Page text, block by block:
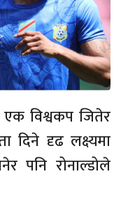
एक विश्वकप जितेर
दिने दृढ लक्ष्यमा
पनि रोनाल्डोले